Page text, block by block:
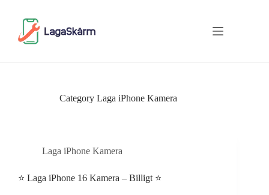
Category Laga iPhone Kamera
Laga iPhone Kamera
⭐ Laga iPhone 16 Kamera – Billigt ⭐